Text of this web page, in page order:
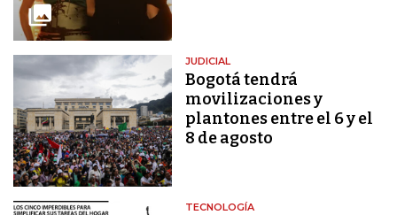
JUDICIAL
Bogotá tendrá
movilizaciones y
plantones entre el 6 y el
8 de agosto
TECNOLOGÍA